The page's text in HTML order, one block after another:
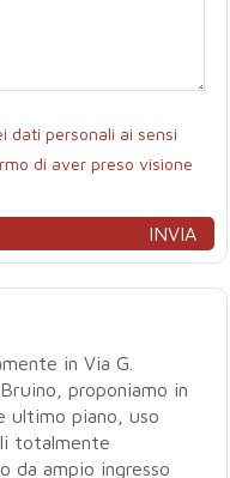
dati personali ai sensi
di aver preso visione
in Via G.
proponiamo in
ultimo piano, uso
totalmente
da ampio ingresso